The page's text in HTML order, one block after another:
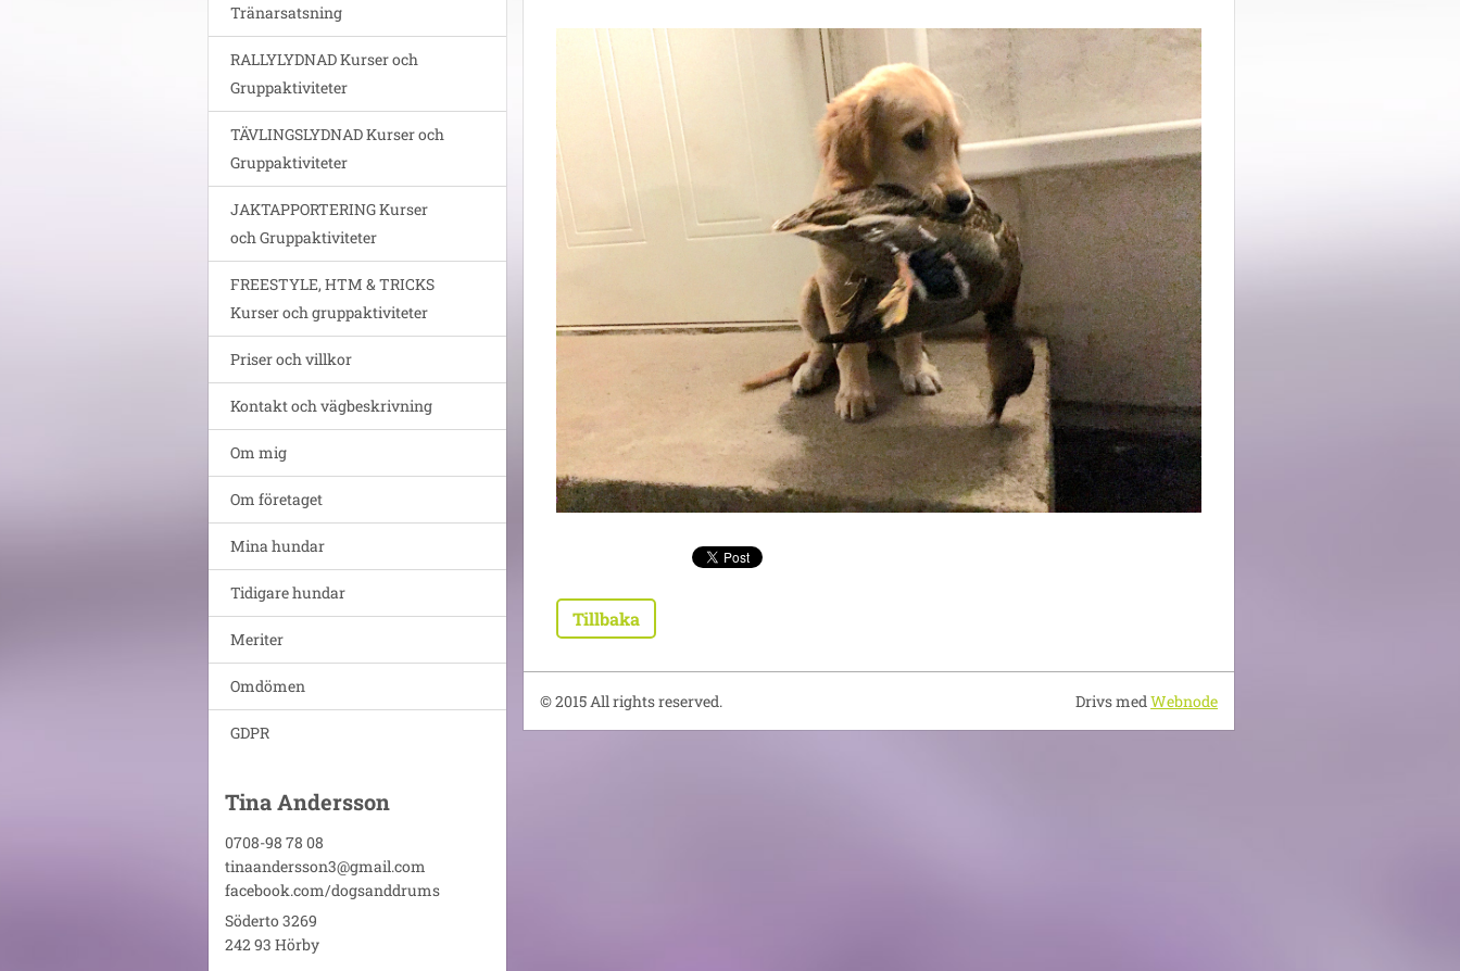
Tränarsatsning
RALLYLYDNAD Kurser och
Gruppaktiviteter
TÄVLINGSLYDNAD Kurser och
Gruppaktiviteter
JAKTAPPORTERING Kurser
och Gruppaktiviteter
FREESTYLE, HTM & TRICKS
Kurser och gruppaktiviteter
Priser och villkor
Kontakt och vägbeskrivning
Om mig
Om företaget
Mina hundar
Tidigare hundar
Meriter
Omdömen
GDPR
Tina Andersson
0708-98 78 08
tinaandersson3@gmail.com
facebook.com/dogsanddrums
Söderto 3269
242 93 Hörby
Tillbaka
© 2015 All rights reserved. Drivs medWebnode